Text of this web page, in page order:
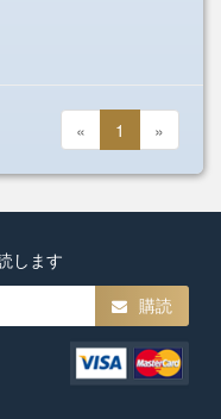
« 1 »
します
購読